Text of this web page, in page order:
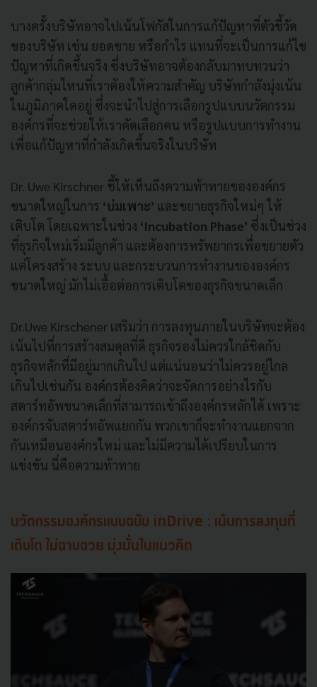
บางครั้งบริษัทอาจไปเน้นโฟกัสในการแก้ปัญหาที่ตัวชี้วัด
ของบริษัท เช่น ยอดขาย หรือกำไร แทนที่จะเป็นการแก้ไข
ปัญหาที่เกิดขึ้นจริง ซึ่งบริษัทอาจต้องกลับมาทบทวนว่า
ลูกค้ากลุ่มไหนที่เราต้องให้ความสำคัญ บริษัทกำลังมุ่งเน้น
ในภูมิภาคใดอยู่ ซึ่งจะนำไปสู่การเลือกรูปแบบนวัตกรรม
องค์กรที่จะช่วยให้เราคัดเลือกคน หรือรูปแบบการทำงาน
เพื่อแก้ปัญหาที่กำลังเกิดขึ้นจริงในบริษัท
Dr. Uwe Kirschner ชี้ให้เห็นถึงความท้าทายขององค์กร
ขนาดใหญ่ในการ ‘บ่มเพาะ’ และขยายธุรกิจใหม่ๆ ให้
เติบโต โดยเฉพาะในช่วง ‘Incubation Phase’ ซึ่งเป็นช่วง
ที่ธุรกิจใหม่เริ่มมีลูกค้า และต้องการทรัพยากรเพื่อขยายตัว
แต่โครงสร้าง ระบบ และกระบวนการทำงานขององค์กร
ขนาดใหญ่ มักไม่เอื้อต่อการเติบโตของธุรกิจขนาดเล็ก
Dr.Uwe Kirschener เสริมว่า การลงทุนภายในบริษัทจะต้อง
เน้นไปที่การสร้างสมดุลที่ดี ธุรกิจรองไม่ควรใกล้ชิดกับ
ธุรกิจหลักที่มีอยู่มากเกินไป แต่แน่นอนว่าไม่ควรอยู่ไกล
เกินไปเช่นกัน องค์กรต้องคิดว่าจะจัดการอย่างไรกับ
สตาร์ทอัพขนาดเล็กที่สามารถเข้าถึงองค์กรหลักได้ เพราะ
องค์กรจับสตาร์ทอัพแยกกัน พวกเขาก็จะทำงานแยกจาก
กันเหมือนองค์กรใหม่ และไม่มีความได้เปรียบในการ
แข่งขัน นี่คือความท้าทาย
นวัตกรรมองค์กรแบบฉบับ inDrive : เน้นการลงทุนที่
เติบโต ไม่ฉาบฉวย มุ่งมั่นในแนวคิด